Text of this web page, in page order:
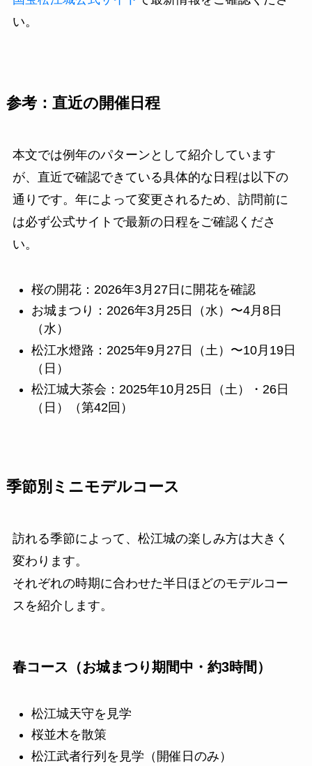
い。
参考：直近の開催日程
本文では例年のパターンとして紹介しています
が、直近で確認できている具体的な日程は以下の
通りです。年によって変更されるため、訪問前に
は必ず公式サイトで最新の日程をご確認くださ
い。
桜の開花：2026年3月27日に開花を確認
お城まつり：2026年3月25日（水）〜4月8日
（水）
松江水燈路：2025年9月27日（土）〜10月19日
（日）
松江城大茶会：2025年10月25日（土）・26日
（日）（第42回）
季節別ミニモデルコース
訪れる季節によって、松江城の楽しみ方は大きく
変わります。
それぞれの時期に合わせた半日ほどのモデルコー
スを紹介します。
春コース（お城まつり期間中・約3時間）
松江城天守を見学
桜並木を散策
松江武者行列を見学（開催日のみ）